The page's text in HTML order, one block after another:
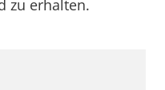
zu erhalten.